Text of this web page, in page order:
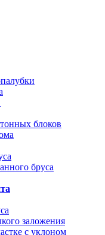
блоков
бруса
заложения
с уклоном